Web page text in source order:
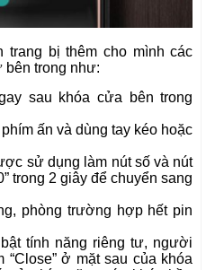
trang bị thêm cho mình các
bên trong như:
sau khóa cửa bên trong
ấn và dùng tay kéo hoặc
sử dụng làm nút số và nút
trong 2 giây để chuyển sang
phòng trường hợp hết pin
tính năng riêng tư, người
ở mặt sau của khóa